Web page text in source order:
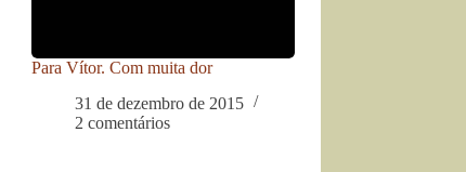
Para Vítor. Com muita dor
31 de dezembro de 2015
2 comentários